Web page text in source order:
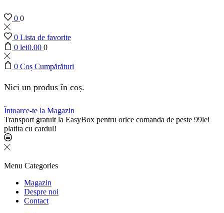
0 0
0 Lista de favorite
0 lei0.00 0
0 Coș Cumpărături
Nici un produs în coș.
Întoarce-te la Magazin
Transport gratuit la EasyBox pentru orice comanda de peste 99lei
platita cu cardul!
Menu Categories
Magazin
Despre noi
Contact